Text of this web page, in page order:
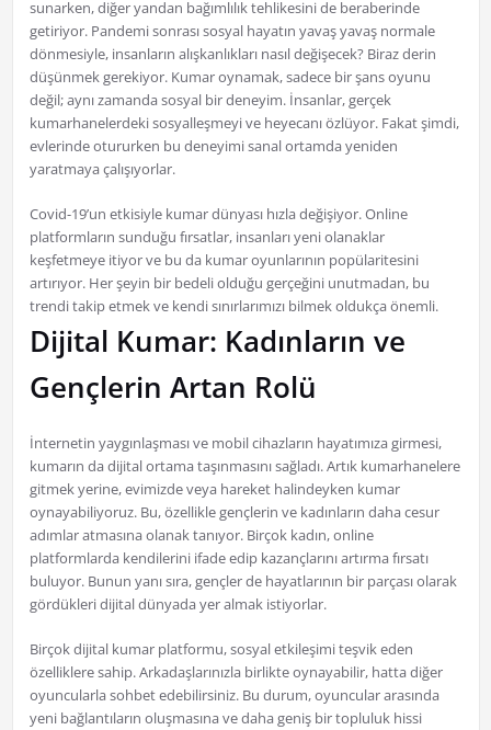
sunarken, diğer yandan bağımlılık tehlikesini de beraberinde
getiriyor. Pandemi sonrası sosyal hayatın yavaş yavaş normale
dönmesiyle, insanların alışkanlıkları nasıl değişecek? Biraz derin
düşünmek gerekiyor. Kumar oynamak, sadece bir şans oyunu
değil; aynı zamanda sosyal bir deneyim. İnsanlar, gerçek
kumarhanelerdeki sosyalleşmeyi ve heyecanı özlüyor. Fakat şimdi,
evlerinde otururken bu deneyimi sanal ortamda yeniden
yaratmaya çalışıyorlar.
Covid-19’un etkisiyle kumar dünyası hızla değişiyor. Online
platformların sunduğu fırsatlar, insanları yeni olanaklar
keşfetmeye itiyor ve bu da kumar oyunlarının popülaritesini
artırıyor. Her şeyin bir bedeli olduğu gerçeğini unutmadan, bu
trendi takip etmek ve kendi sınırlarımızı bilmek oldukça önemli.
Dijital Kumar: Kadınların ve
Gençlerin Artan Rolü
İnternetin yaygınlaşması ve mobil cihazların hayatımıza girmesi,
kumarın da dijital ortama taşınmasını sağladı. Artık kumarhanelere
gitmek yerine, evimizde veya hareket halindeyken kumar
oynayabiliyoruz. Bu, özellikle gençlerin ve kadınların daha cesur
adımlar atmasına olanak tanıyor. Birçok kadın, online
platformlarda kendilerini ifade edip kazançlarını artırma fırsatı
buluyor. Bunun yanı sıra, gençler de hayatlarının bir parçası olarak
gördükleri dijital dünyada yer almak istiyorlar.
Birçok dijital kumar platformu, sosyal etkileşimi teşvik eden
özelliklere sahip. Arkadaşlarınızla birlikte oynayabilir, hatta diğer
oyuncularla sohbet edebilirsiniz. Bu durum, oyuncular arasında
yeni bağlantıların oluşmasına ve daha geniş bir topluluk hissi